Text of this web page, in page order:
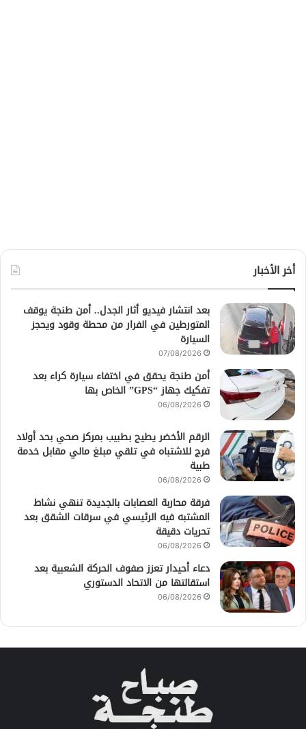
أخر الأخبار
بعد انتشار فيديو أثار الجدل.. أمن طنجة يوقف
المتورطين في الفرار من محطة وقود ويحجز
السيارة
07/08/2026
أمن طنجة يحقق في اختفاء سيارة كراء بعد
تفكيك جهاز “GPS” الخاص بها
06/08/2026
الرقم الأخضر يطيح بطبيب بمركز صحي بحد أولاد
فرج للاشتباه في تلقي مبلغ مالي مقابل خدمة
طبية
06/08/2026
فرقة محاربة العصابات بالجديدة تنهي نشاط
المشتبه فيه الرئيسي في سرقات الشقق بعد
تحريات دقيقة
06/08/2026
دعاء أحيدار تعزز صفوف الحركة الشعبية بعد
استقالتها من الاتحاد الدستوري
06/08/2026